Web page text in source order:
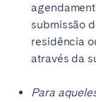
submissão
residência
através da
Para
WALES
Cardiff
PORTUGAL